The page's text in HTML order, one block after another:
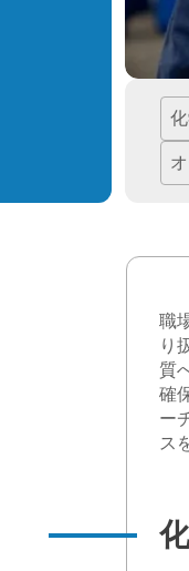
7つの間違い
およびその先を
｜3Eプロテクト
職
り
質
確
ー
ス